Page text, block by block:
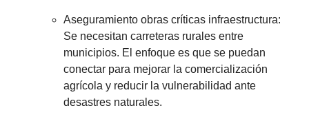
Aseguramiento obras críticas infraestructura:
Se necesitan carreteras rurales entre
municipios. El enfoque es que se puedan
conectar para mejorar la comercialización
agrícola y reducir la vulnerabilidad ante
desastres naturales.